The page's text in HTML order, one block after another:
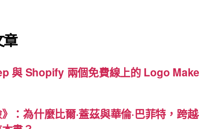
與 Shopify 兩個免費線上的 Logo
》：為什麼比爾·蓋茲與華倫·巴菲特，跨